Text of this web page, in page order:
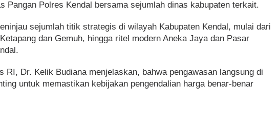
Pangan Polres Kendal bersama sejumlah dinas kabupaten terkait.
sejumlah titik strategis di wilayah Kabupaten Kendal, mulai dari
dan Gemuh, hingga ritel modern Aneka Jaya dan Pasar
RI, Dr. Kelik Budiana menjelaskan, bahwa pengawasan langsung di
untuk memastikan kebijakan pengendalian harga benar-benar